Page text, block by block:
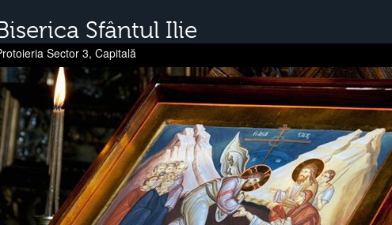
Sfântul Ilie
Sector 3, Capitală